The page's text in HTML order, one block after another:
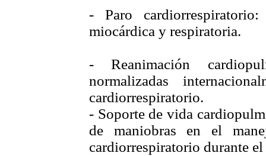
- Paro
miocárdica y respiratoria.
- Reanimación
normalizadas
cardiorrespiratorio.
- Soporte de vida
de maniobras en el
cardiorrespiratorio durante el